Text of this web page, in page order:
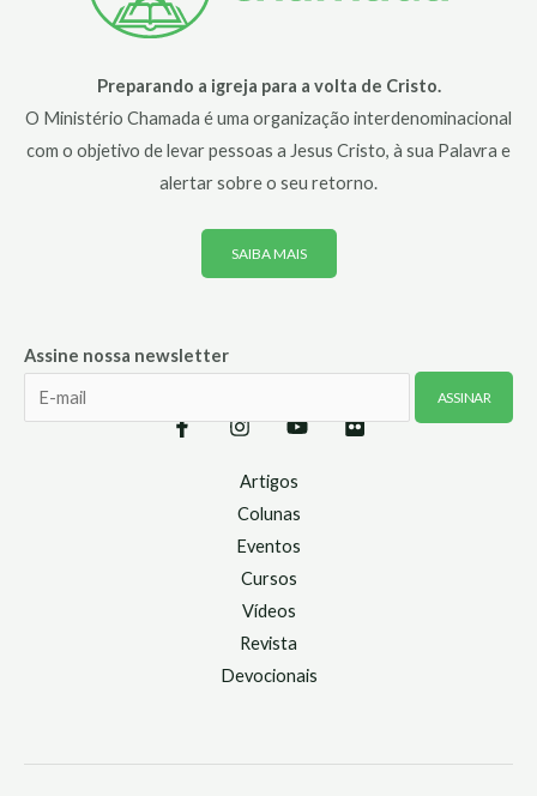
Preparando a igreja para a volta de Cristo.
O Ministério Chamada é uma organização interdenominacional
com o objetivo de levar pessoas a Jesus Cristo, à sua Palavra e
alertar sobre o seu retorno.
SAIBA MAIS
Assine nossa newsletter
Artigos
Colunas
Eventos
Cursos
Vídeos
Revista
Devocionais